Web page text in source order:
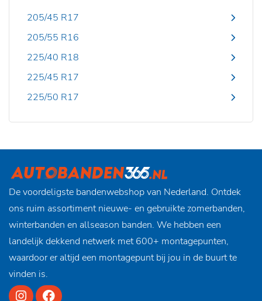
205/45 R17
205/55 R16
225/40 R18
225/45 R17
225/50 R17
De voordeligste bandenwebshop van Nederland. Ontdek
ons ruim assortiment nieuwe- en gebruikte zomerbanden,
winterbanden en allseason banden. We hebben een
landelijk dekkend netwerk met 600+ montagepunten,
waardoor er altijd een montagepunt bij jou in de buurt te
vinden is.